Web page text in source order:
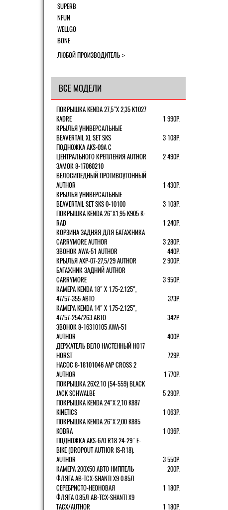
SUPERB
NFUN
WELLGO
BONE
ЛЮБОЙ ПРОИЗВОДИТЕЛЬ
ВСЕ МОДЕЛИ
ПОКРЫШКА KENDA 27,5"Х 2,35 K1027
KADRE
1 990Р.
КРЫЛЬЯ УНИВЕРСАЛЬНЫЕ
BEAVERTAIL XL SET SKS
3 108Р.
ПОДНОЖКА AKS-09A C
ЦЕНТРАЛЬНОГО КРЕПЛЕНИЯ AUTHOR
2 490Р.
ЗАМОК 8-17060210
ВЕЛОСИПЕДНЫЙ ПРОТИВОУГОННЫЙ
AUTHOR
1 430Р.
КРЫЛЬЯ УНИВЕРСАЛЬНЫЕ
BEAVERTAIL SET SKS 0-10100
3 108Р.
ПОКРЫШКА KENDA 26"Х1,95 K905 K-
RAD
1 240Р.
КОРЗИНА ЗАДНЯЯ ДЛЯ БАГАЖНИКА
CARRYMORE AUTHOR
3 280Р.
ЗВОНОК AWA-51 AUTHOR
440Р.
КРЫЛЬЯ AXP-07-27,5/29 AUTHOR
2 900Р.
БАГАЖНИК ЗАДНИЙ AUTHOR
CARRYMORE
3 950Р.
КАМЕРА KENDA 18" Х 1.75-2.125",
47/57-355 АВТО
373Р.
КАМЕРА KENDA 14" Х 1.75-2.125",
47/57-254/263 АВТО
342Р.
ЗВОНОК 8-16310105 AWA-51
AUTHOR
400Р.
ДЕРЖАТЕЛЬ ВЕЛО НАСТЕННЫЙ H017
HORST
729Р.
НАСОС 8-18101046 AAP CROSS 2
AUTHOR
1 770Р.
ПОКРЫШКА 26X2.10 (54-559) BLACK
JACK SCHWALBE
5 290Р.
ПОКРЫШКА KENDA 24"Х 2,10 K887
KINETICS
1 063Р.
ПОКРЫШКА KENDA 26"Х 2,00 K885
KOBRA
1 096Р.
ПОДНОЖКА AKS-670 R18 24-29" E-
BIKE (DROPOUT AUTHOR IS-R18).
AUTHOR
3 550Р.
КАМЕРА 200Х50 АВТО НИППЕЛЬ
200Р.
ФЛЯГА AB-TCX-SHANTI X9 0.85Л
СЕРЕБРИСТО-НЕОНОВАЯ
1 180Р.
ФЛЯГА 0.85Л AB-TCX-SHANTI X9
TACX/AUTHOR
1 180Р.